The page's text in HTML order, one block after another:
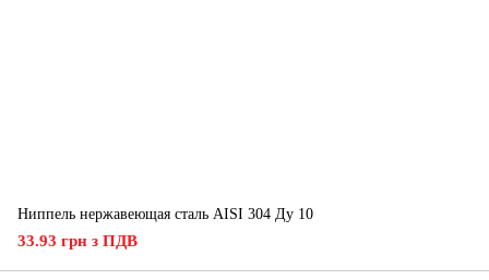
Ниппель нержавеющая сталь AISI 304 Ду 10
33.93 грн з ПДВ